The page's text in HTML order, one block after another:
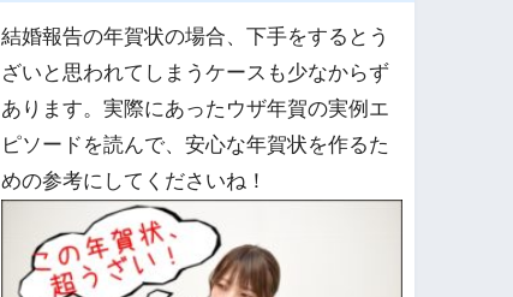
結婚報告の年賀状の場合、下手をするとう
ざいと思われてしまうケースも少なからず
あります。実際にあったウザ年賀の実例エ
ピソードを読んで、安心な年賀状を作るた
めの参考にしてくださいね！